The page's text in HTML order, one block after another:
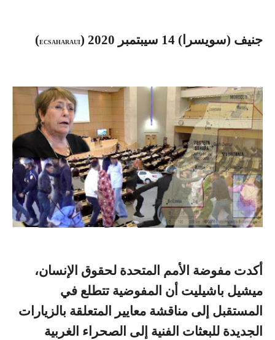
جنيف (سويسرا) 14 سيبتمبر 2020 ( ECSAHARAUI
)
أكدت مفوضة الأمم المتحدة لحقوق الإنسان،
ميشيل باشيليت أن المفوضية تتطلع في
المستقبل إلى مناقشة معايير المتعلقة بالزيارات
الجديدة للبعثات الفنية إلى الصحراء الغربية